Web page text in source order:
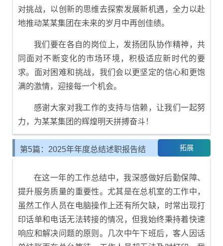
对挑战，以创新的思维去探索发展新机遇，全力以赴
地推动某某集团在未来的岁月中再创佳绩。
我们要在各自的岗位上，发扬团队协作精神，共
同面对不断变化的市场环境，积极适应新时代的要
求。面对困难和挑战，我们会以更坚定的信心和更饱
满的激情，迎接每一个机会。
感谢大家对我工作的支持与信赖，让我们一起努
力，为某某集团的辉煌明天拼搏奋斗！
第5篇：2025年年度总结述职报告结 拓展
在这一年的工作总结中，我深感做好后勤保障、
提升服务质量的重要性。尤其是在总机室的工作中，
虽然工作人员在电脑操作上还有所欠缺，时常出现打
印话单和电话无法转接的情况，但我始终秉持着快速
响应和解决问题的原则。几次中午下班后，客人因话